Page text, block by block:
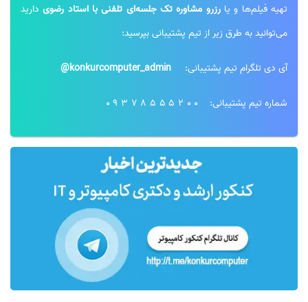
تهیه فیلم‌ها و یارزرو مشاوره تک جلسه‌ای تلفنی با استاد رضویدارید
می‌توانید به طرق زیر از تیم پشتیبانی بپرسید:
آی دی تلگرام تیم پشتیبانی: konkurcomputer_admin@
شماره تیم پشتیبانی: 09378555200